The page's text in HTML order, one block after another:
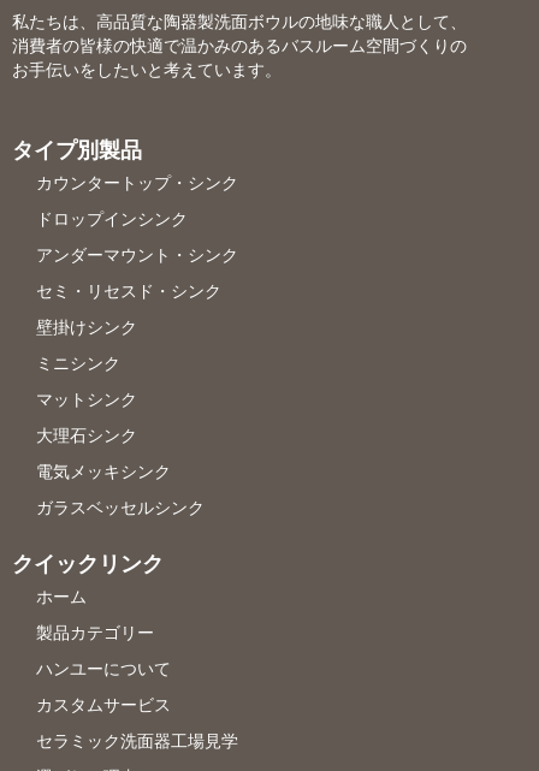
私たちは、高品質な陶器製洗面ボウルの地味な職人として、
消費者の皆様の快適で温かみのあるバスルーム空間づくりの
お手伝いをしたいと考えています。
タイプ別製品
カウンタートップ・シンク
ドロップインシンク
アンダーマウント・シンク
セミ・リセスド・シンク
壁掛けシンク
ミニシンク
マットシンク
大理石シンク
電気メッキシンク
ガラスベッセルシンク
クイックリンク
ホーム
製品カテゴリー
ハンユーについて
カスタムサービス
セラミック洗面器工場見学